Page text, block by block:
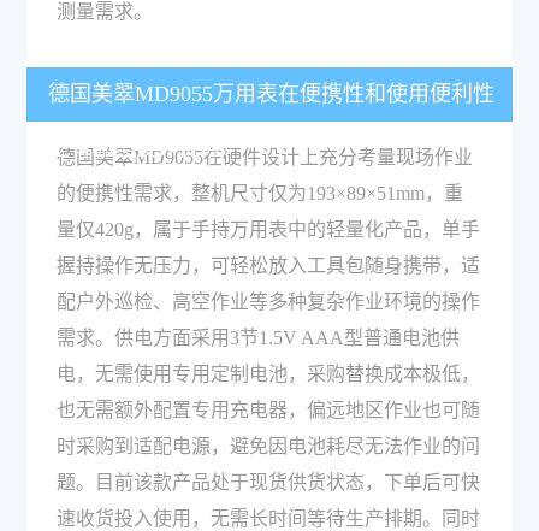
测量需求。
德国美翠MD9055万用表在便携性和使用便利性
上有哪些设计优势？
德国美翠MD9055在硬件设计上充分考量现场作业
的便携性需求，整机尺寸仅为193×89×51mm，重
量仅420g，属于手持万用表中的轻量化产品，单手
握持操作无压力，可轻松放入工具包随身携带，适
配户外巡检、高空作业等多种复杂作业环境的操作
需求。供电方面采用3节1.5V AAA型普通电池供
电，无需使用专用定制电池，采购替换成本极低，
也无需额外配置专用充电器，偏远地区作业也可随
时采购到适配电源，避免因电池耗尽无法作业的问
题。目前该款产品处于现货供货状态，下单后可快
速收货投入使用，无需长时间等待生产排期。同时